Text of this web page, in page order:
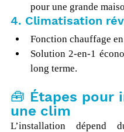
pour une grande
4. Climatisation
Fonction chauffage
Solution 2-en-1
long terme.
🧰 Étapes pour
une clim
L’installation dépend